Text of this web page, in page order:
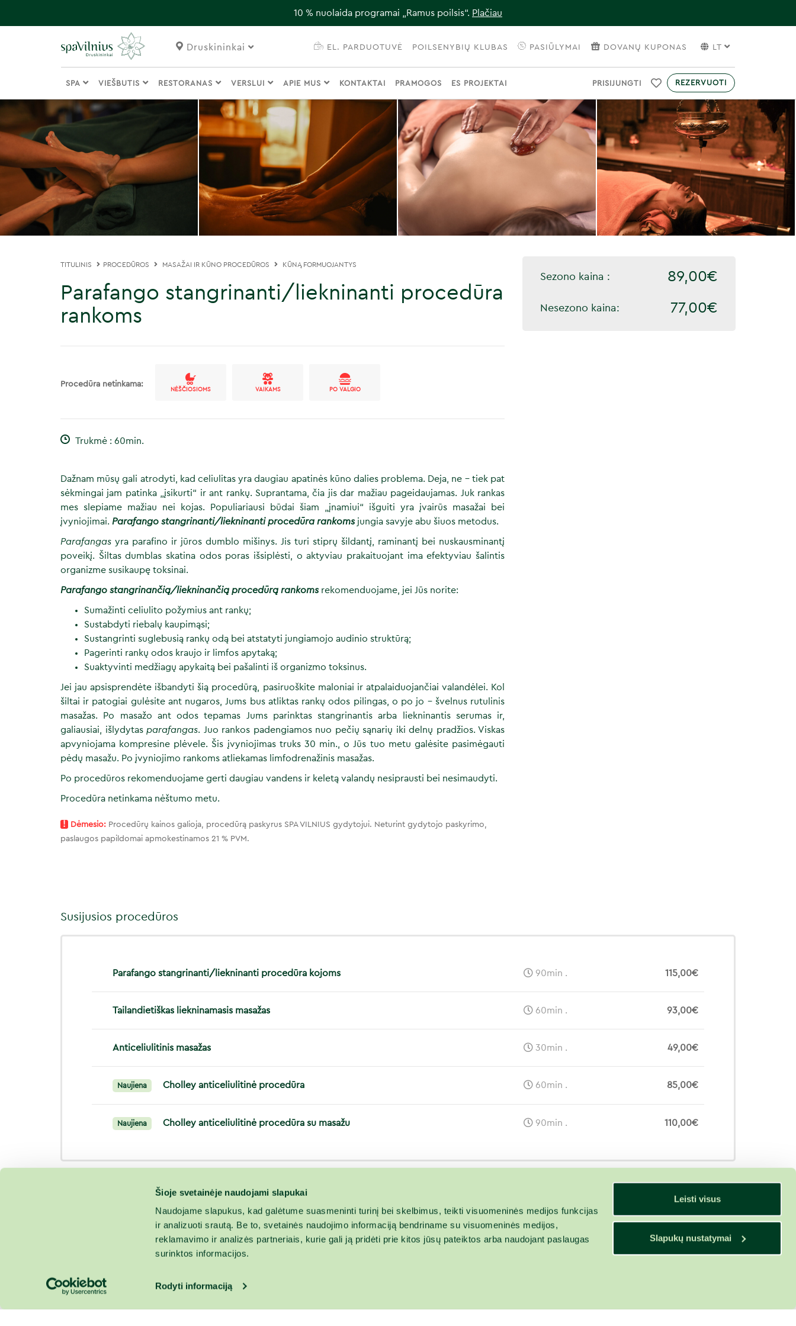
Šioje svetainėje naudojami slapukai
Naudojame slapukus, kad galėtume suasmeninti turinį bei skelbimus, teikti visuomeninės medijos funkcijas
ir analizuoti srautą. Be to, svetainės naudojimo informaciją bendriname su visuomeninės medijos,
reklamavimo ir analizės partneriais, kurie gali ją pridėti prie kitos jūsų pateiktos arba naudojant paslaugas
surinktos informacijos.
Rodyti informaciją
Leisti visus
Slapukų nustatymai
10 % nuolaida programai „Ramus poilsis“. Plačiau
Druskininkai EL. PARDUOTUVĖ POILSENYBIŲ KLUBAS PASIŪLYMAI DOVANŲ KUPONAS LT
SPA VIEŠBUTIS RESTORANAS VERSLUI APIE MUS KONTAKTAI PRAMOGOS ES PROJEKTAI PRISIJUNGTI REZERVUOTI
TITULINIS PROCEDŪROS MASAŽAI IR KŪNO PROCEDŪROS KŪNĄ FORMUOJANTYS
Parafango stangrinanti/liekninanti procedūra
rankoms
Procedūra netinkama:
NĖŠČIOSIOMS VAIKAMS PO VALGIO
Trukmė : 60min.
Dažnam mūsų gali atrodyti, kad celiulitas yra daugiau apatinės kūno dalies problema. Deja, ne - tiek pat
sėkmingai jam patinka „įsikurti“ ir ant rankų. Suprantama, čia jis dar mažiau pageidaujamas. Juk rankas
mes slepiame mažiau nei kojas. Populiariausi būdai šiam „įnamiui“ išguiti yra įvairūs masažai bei
įvyniojimai. Parafango stangrinanti/liekninanti procedūra rankomsjungia savyje abu šiuos metodus.
Parafangas yra parafino ir jūros dumblo mišinys. Jis turi stiprų šildantį, raminantį bei nuskausminantį
poveikį. Šiltas dumblas skatina odos poras išsiplėsti, o aktyviau prakaituojant ima efektyviau šalintis
organizme susikaupę toksinai.
Parafango stangrinančią/liekninančią procedūrą rankomsrekomenduojame, jei Jūs norite:
Sumažinti celiulito požymius ant rankų;
Sustabdyti riebalų kaupimąsi;
Sustangrinti suglebusią rankų odą bei atstatyti jungiamojo audinio struktūrą;
Pagerinti rankų odos kraujo ir limfos apytaką;
Suaktyvinti medžiagų apykaitą bei pašalinti iš organizmo toksinus.
Jei jau apsisprendėte išbandyti šią procedūrą, pasiruoškite maloniai ir atpalaiduojančiai valandėlei. Kol
šiltai ir patogiai gulėsite ant nugaros, Jums bus atliktas rankų odos pilingas, o po jo – švelnus rutulinis
masažas. Po masažo ant odos tepamas Jums parinktas stangrinantis arba liekninantis serumas ir,
galiausiai, išlydytas parafangas. Juo rankos padengiamos nuo pečių sąnarių iki delnų pradžios. Viskas
apvyniojama kompresine plėvele. Šis įvyniojimas truks 30 min., o Jūs tuo metu galėsite pasimėgauti
pėdų masažu. Po įvyniojimo rankoms atliekamas limfodrenažinis masažas.
Po procedūros rekomenduojame gerti daugiau vandens ir keletą valandų nesiprausti bei nesimaudyti.
Procedūra netinkama nėštumo metu.
! Dėmesio: Procedūrų kainos galioja, procedūrą paskyrus SPA VILNIUS gydytojui. Neturint gydytojo paskyrimo,
paslaugos papildomai apmokestinamos 21 % PVM.
Sezono kaina : 89,00€
Nesezono kaina: 77,00€
Susijusios procedūros
Parafango stangrinanti/liekninanti procedūra kojoms 90min . 115,00€
Tailandietiškas liekninamasis masažas 60min . 93,00€
Anticeliulitinis masažas 30min . 49,00€
Naujiena Cholley anticeliulitinė procedūra 60min . 85,00€
Naujiena Cholley anticeliulitinė procedūra su masažu 90min . 110,00€